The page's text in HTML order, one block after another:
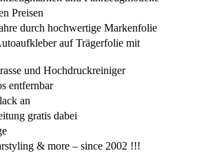
Preisen
durch hochwertige Markenfolie
auf Trägerfolie mit
und Hochdruckreiniger
entfernbar
an
gratis dabei
& more – since 2002 !!!